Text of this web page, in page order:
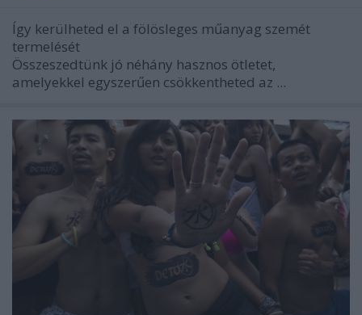
Így kerülheted el a fölösleges műanyag szemét
termelését
Összeszedtünk jó néhány hasznos ötletet,
amelyekkel egyszerűen csökkentheted az ...